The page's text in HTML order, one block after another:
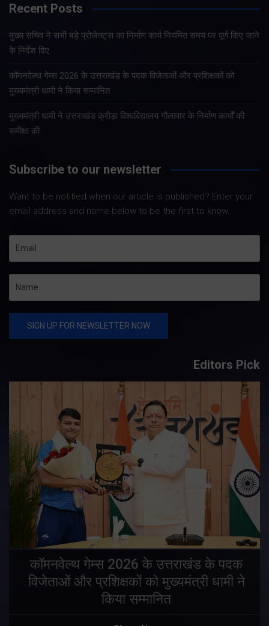
Recent Posts
मुख्य सचिव ने सभी बड़े प्रोजेक्ट्स का निर्माण कार्य नियमित समय पर पूर्ण किए जाने
के निर्देश दिए
कॉमनवेल्थ गेम्स 2026 के उत्तराखंड के पदक विजेताओं और प्रशिक्षकों को
मुख्यमंत्री धामी ने किया सम्मानित
मुख्यमंत्री धामी ने उत्तराखंड क्रीड़ा विश्वविद्यालय गौलापार के निर्माण कार्यों की
समीक्षा की
Subscribe to our newsletter
Want to be notified when our article is published? Enter your
email address and name below to be the first to know.
Editors Pick
कॉमनवेल्थ गेम्स 2026 के उत्तराखंड के पदक
विजेताओं और प्रशिक्षकों को मुख्यमंत्री धामी ने
किया सम्मानित